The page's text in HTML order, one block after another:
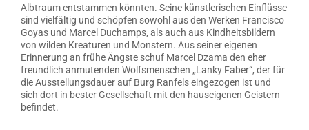
Albtraum entstammen könnten. Seine künstlerischen Einflüsse
sind vielfältig und schöpfen sowohl aus den Werken Francisco
Goyas und Marcel Duchamps, als auch aus Kindheitsbildern
von wilden Kreaturen und Monstern. Aus seiner eigenen
Erinnerung an frühe Ängste schuf Marcel Dzama den eher
freundlich anmutenden Wolfsmenschen „Lanky Faber“, der für
die Ausstellungsdauer auf Burg Ranfels eingezogen ist und
sich dort in bester Gesellschaft mit den hauseigenen Geistern
befindet.